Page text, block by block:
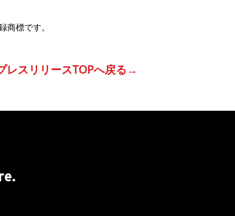
標です。
レスリリースTOPへ戻る→